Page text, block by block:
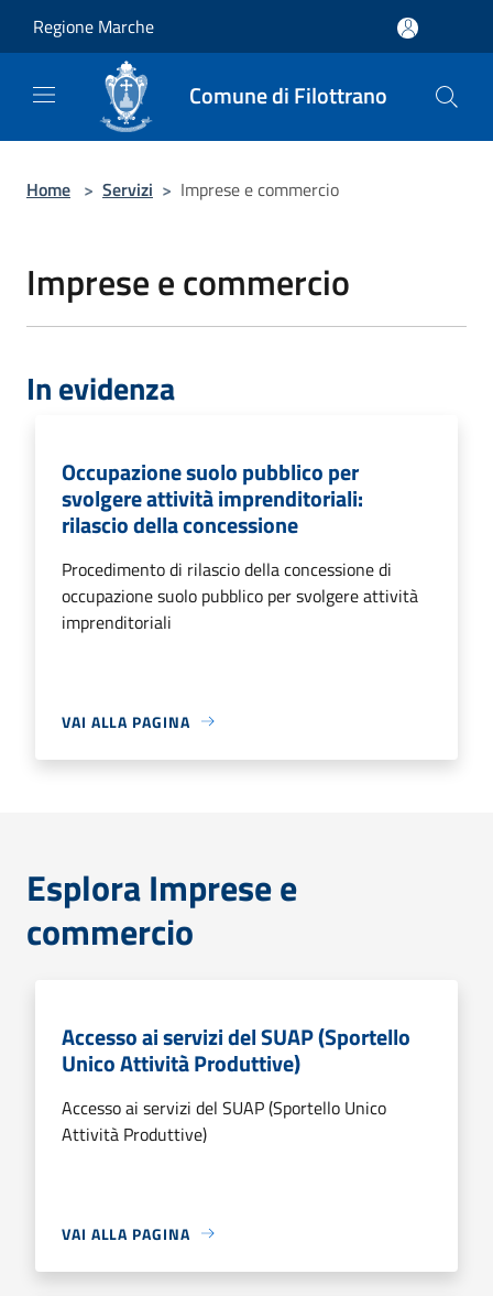
Regione Marche
Comune di Filottrano
Home > Servizi > Imprese e commercio
Imprese e commercio
In evidenza
Occupazione suolo pubblico per
svolgere attività imprenditoriali:
rilascio della concessione
Procedimento di rilascio della concessione di
occupazione suolo pubblico per svolgere attività
imprenditoriali
VAI ALLA PAGINA
Esplora Imprese e
commercio
Accesso ai servizi del SUAP (Sportello
Unico Attività Produttive)
Accesso ai servizi del SUAP (Sportello Unico
Attività Produttive)
VAI ALLA PAGINA